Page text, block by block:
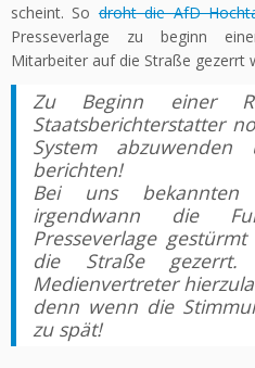
scheint. Sodroht die AfD
Presseverlage zu beginn
Mitarbeiter auf die Straße gezerrt
Zu Beginn einer
Staatsberichterstatter
System
berichten!
Bei uns bekannten
irgendwann die
Presseverlage
die Straße
Medienvertreter
denn wenn die
zu spät!